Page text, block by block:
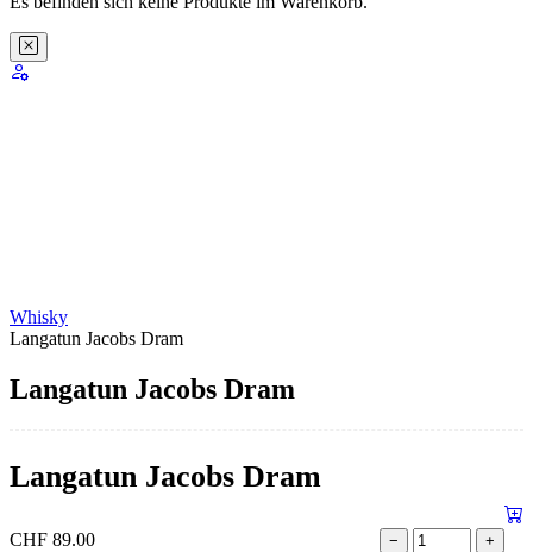
Whisky
Langatun Jacobs Dram
Langatun Jacobs Dram
Langatun Jacobs Dram
CHF 89.00 − +